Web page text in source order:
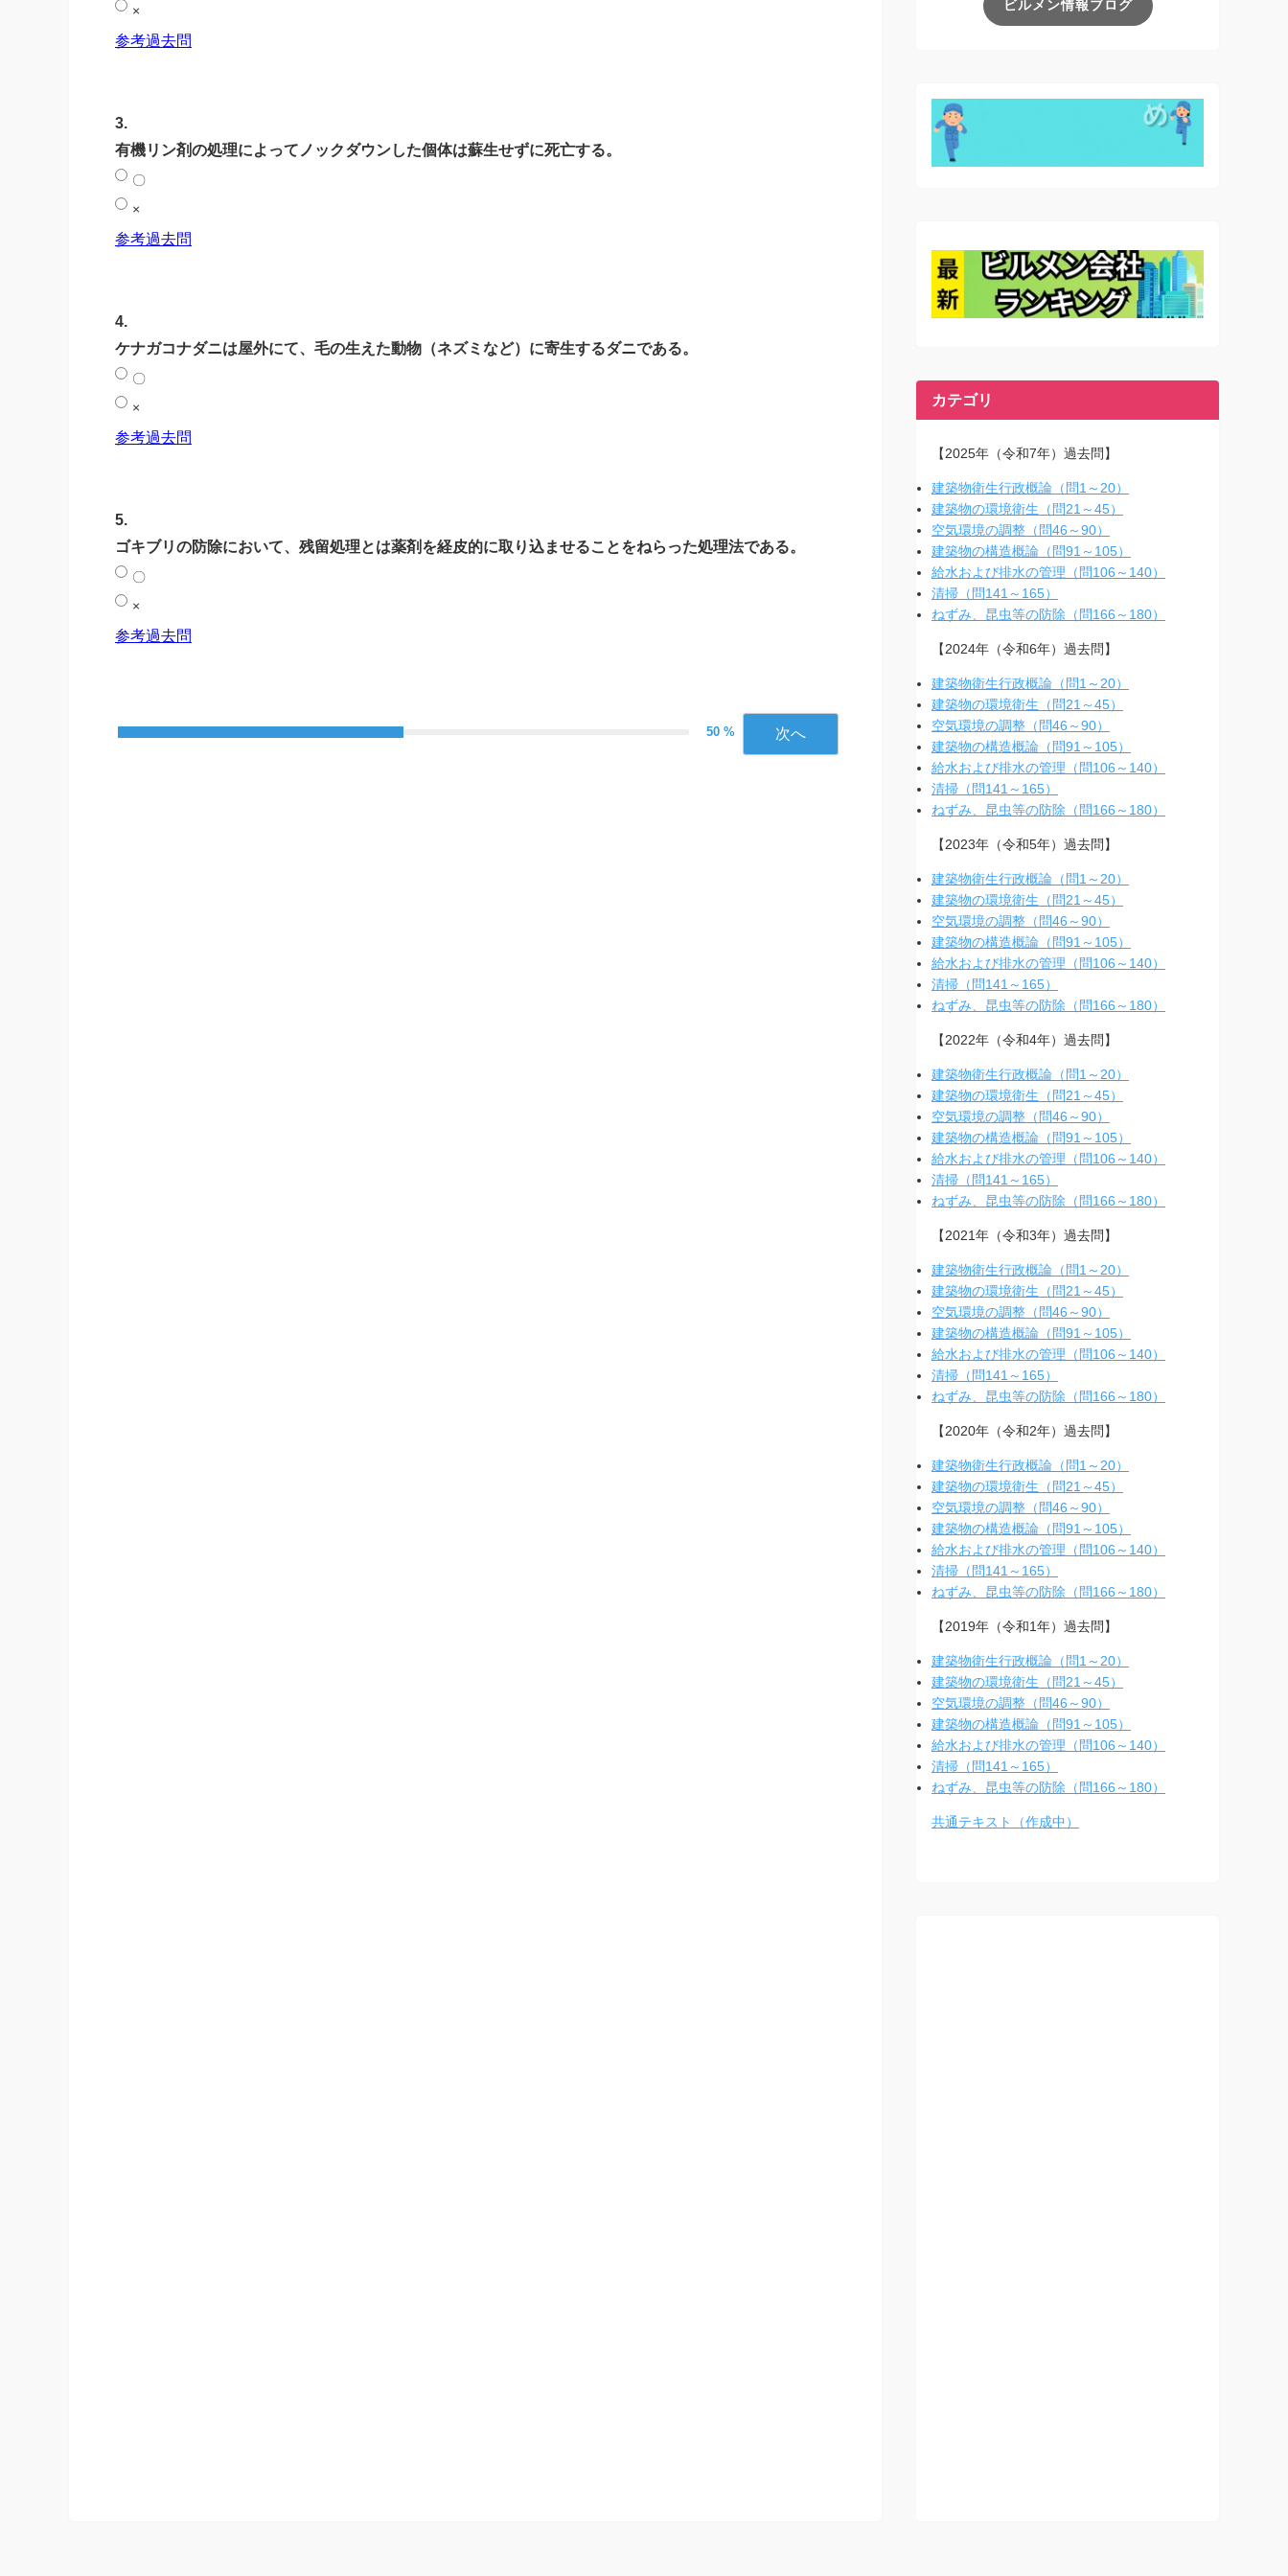
×
参考過去問
3.
有機リン剤の処理によってノックダウンした個体は蘇生せずに死亡する。
〇
×
参考過去問
4.
ケナガコナダニは屋外にて、毛の生えた動物（ネズミなど）に寄生するダニである。
〇
×
参考過去問
5.
ゴキブリの防除において、残留処理とは薬剤を経皮的に取り込ませることをねらった処理法である。
〇
×
参考過去問
50 % 次へ
ビルメン情報ブログ
カテゴリ
【2025年（令和7年）過去問】
建築物衛生行政概論（問1～20）
建築物の環境衛生（問21～45）
空気環境の調整（問46～90）
建築物の構造概論（問91～105）
給水および排水の管理（問106～140）
清掃（問141～165）
ねずみ、昆虫等の防除（問166～180）
【2024年（令和6年）過去問】
建築物衛生行政概論（問1～20）
建築物の環境衛生（問21～45）
空気環境の調整（問46～90）
建築物の構造概論（問91～105）
給水および排水の管理（問106～140）
清掃（問141～165）
ねずみ、昆虫等の防除（問166～180）
【2023年（令和5年）過去問】
建築物衛生行政概論（問1～20）
建築物の環境衛生（問21～45）
空気環境の調整（問46～90）
建築物の構造概論（問91～105）
給水および排水の管理（問106～140）
清掃（問141～165）
ねずみ、昆虫等の防除（問166～180）
【2022年（令和4年）過去問】
建築物衛生行政概論（問1～20）
建築物の環境衛生（問21～45）
空気環境の調整（問46～90）
建築物の構造概論（問91～105）
給水および排水の管理（問106～140）
清掃（問141～165）
ねずみ、昆虫等の防除（問166～180）
【2021年（令和3年）過去問】
建築物衛生行政概論（問1～20）
建築物の環境衛生（問21～45）
空気環境の調整（問46～90）
建築物の構造概論（問91～105）
給水および排水の管理（問106～140）
清掃（問141～165）
ねずみ、昆虫等の防除（問166～180）
【2020年（令和2年）過去問】
建築物衛生行政概論（問1～20）
建築物の環境衛生（問21～45）
空気環境の調整（問46～90）
建築物の構造概論（問91～105）
給水および排水の管理（問106～140）
清掃（問141～165）
ねずみ、昆虫等の防除（問166～180）
【2019年（令和1年）過去問】
建築物衛生行政概論（問1～20）
建築物の環境衛生（問21～45）
空気環境の調整（問46～90）
建築物の構造概論（問91～105）
給水および排水の管理（問106～140）
清掃（問141～165）
ねずみ、昆虫等の防除（問166～180）
共通テキスト（作成中）